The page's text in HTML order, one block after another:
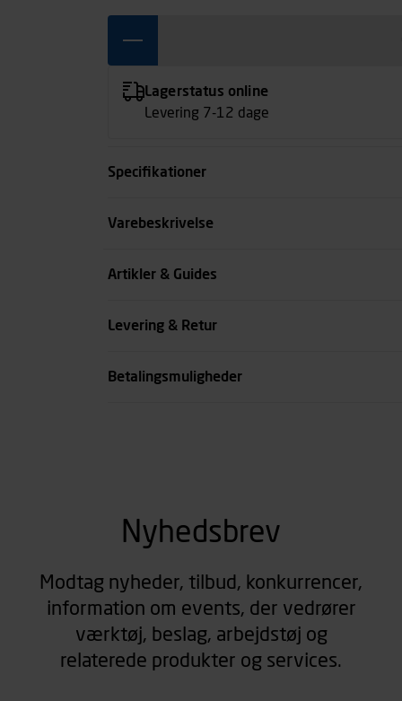
Lagerstatus online
Levering 7-12 dage
Specifikationer
Størrelse
Varebeskrivelse
Artikler & Guides
Levering & Retur
Betalingsmuligheder
Nyhedsbrev
Modtag nyheder, tilbud, konkurrencer,
information om events, der vedrører
værktøj, beslag, arbejdstøj og
relaterede produkter og services.